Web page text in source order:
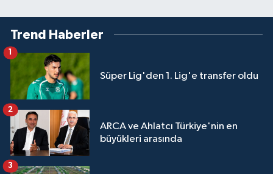
Trend Haberler
Süper Lig'den 1. Lig'e transfer oldu
ARCA ve Ahlatcı Türkiye'nin en
büyükleri arasında
2
3